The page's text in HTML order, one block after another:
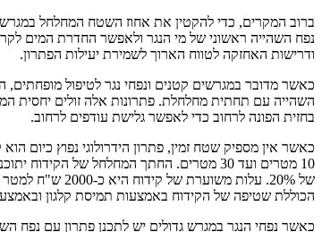
ברוב המקרים, כדי להקטין את אחוז השטח המחלחל במגרש
נפח השהייה ראשוני של מי הנגר ולאפשר החדרת המים
ודרישות האחזקה לטווח הארוך לשמירת יעילות הפתרון.
כאשר מדובר במגרשים קטנים ונפחי נגר לטיפול
השהייה עם תחתית מחלחלת. פתרונות אלה זולים יחסית
בחזית הפונה לרחוב כדי לאפשר גלישת עודפים לרחוב.
כאשר אין מספיק שטח זמין, פתרון הידרולוגי נפוץ
10 מטרים ועד 30 מטרים. החתך המחלחל
הכוללת שטיפה של הקידוח באמצעות תמיסת קלגון